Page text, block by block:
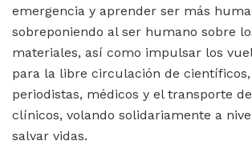
emergencia y aprender ser más
sobreponiendo al ser humano sobre
materiales, así como impulsar los
para la libre circulación de científicos,
periodistas, médicos y el transporte
clínicos, volando solidariamente a
salvar vidas.